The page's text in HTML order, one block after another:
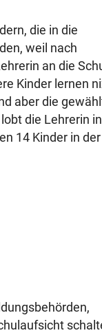
die in die
weil nach
an die
Kinder lernen
aber die
die Lehrerin in
14 Kinder in der